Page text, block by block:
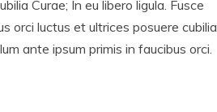
Curae; In eu libero ligula. Fusce
orci luctus et ultrices posuere cubilia
ante ipsum primis in faucibus orci.